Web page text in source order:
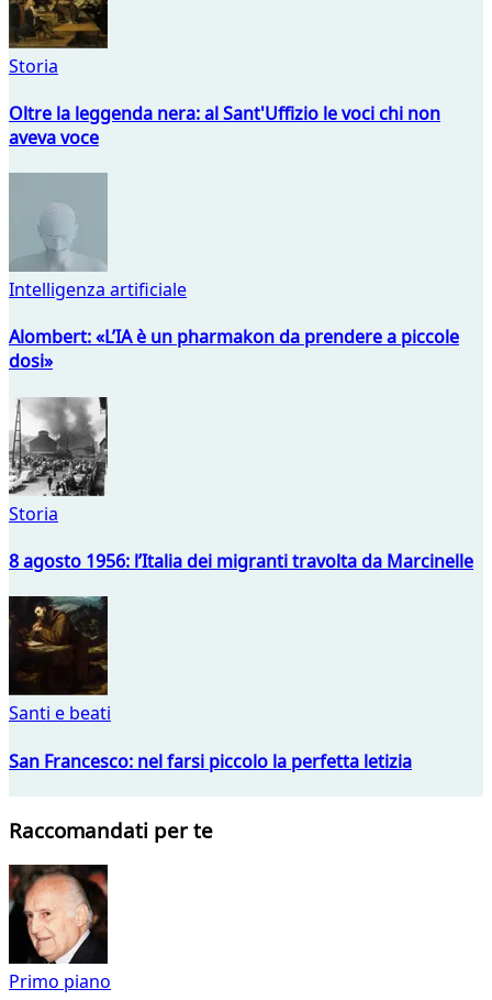
Storia
Oltre la leggenda nera: al Sant'Uffizio le voci chi non
aveva voce
Intelligenza artificiale
Alombert: «L’IA è un pharmakon da prendere a piccole
dosi»
Storia
8 agosto 1956: l’Italia dei migranti travolta da Marcinelle
Santi e beati
San Francesco: nel farsi piccolo la perfetta letizia
Raccomandati per te
Primo piano